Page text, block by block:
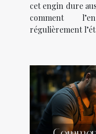
cet engin dure
comment
régulièrement